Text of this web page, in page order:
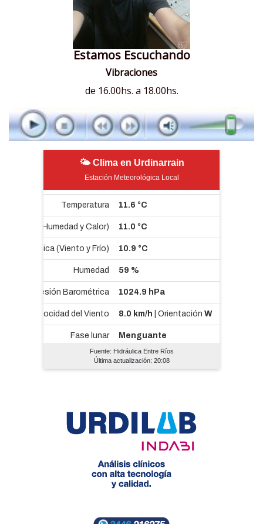
Estamos Escuchando
Vibraciones
de 16.00hs. a 18.00hs.
🌤 Clima en Urdinarrain
Estación Meteorológica Local
Fuente: Hidráulica Entre Ríos
Última actualización: 20:08